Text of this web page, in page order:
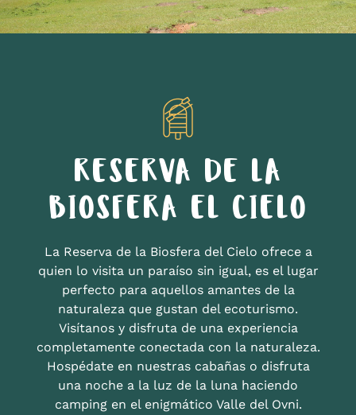
RESERVA DE LA
BIOSFERA EL CIELO
La Reserva de la Biosfera del Cielo ofrece a
quien lo visita un paraíso sin igual, es el lugar
perfecto para aquellos amantes de la
naturaleza que gustan del ecoturismo.
Visítanos y disfruta de una experiencia
completamente conectada con la naturaleza.
Hospédate en nuestras cabañas o disfruta
una noche a la luz de la luna haciendo
camping en el enigmático Valle del Ovni.